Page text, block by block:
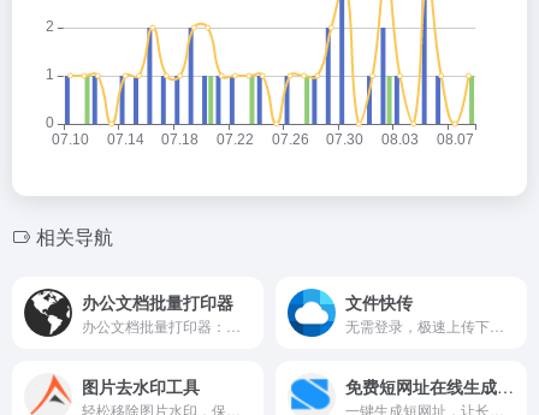
相关导航
办公文档批量打印器 文件快传
图片去水印工具 免费短网址在线生成器工具